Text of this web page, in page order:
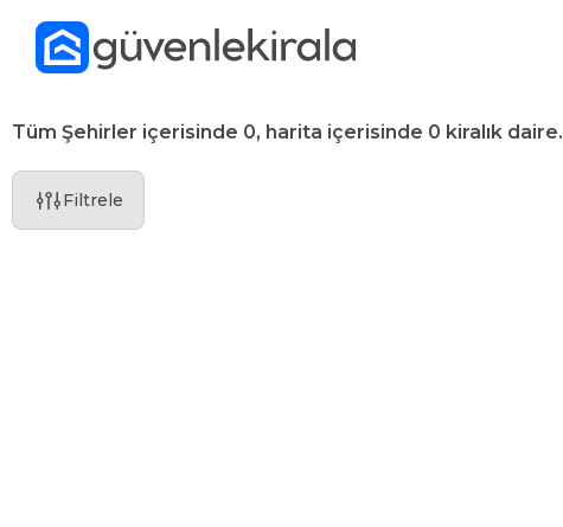
Tüm Şehirler içerisinde 0, harita içerisinde 0 kiralık daire.
Filtrele